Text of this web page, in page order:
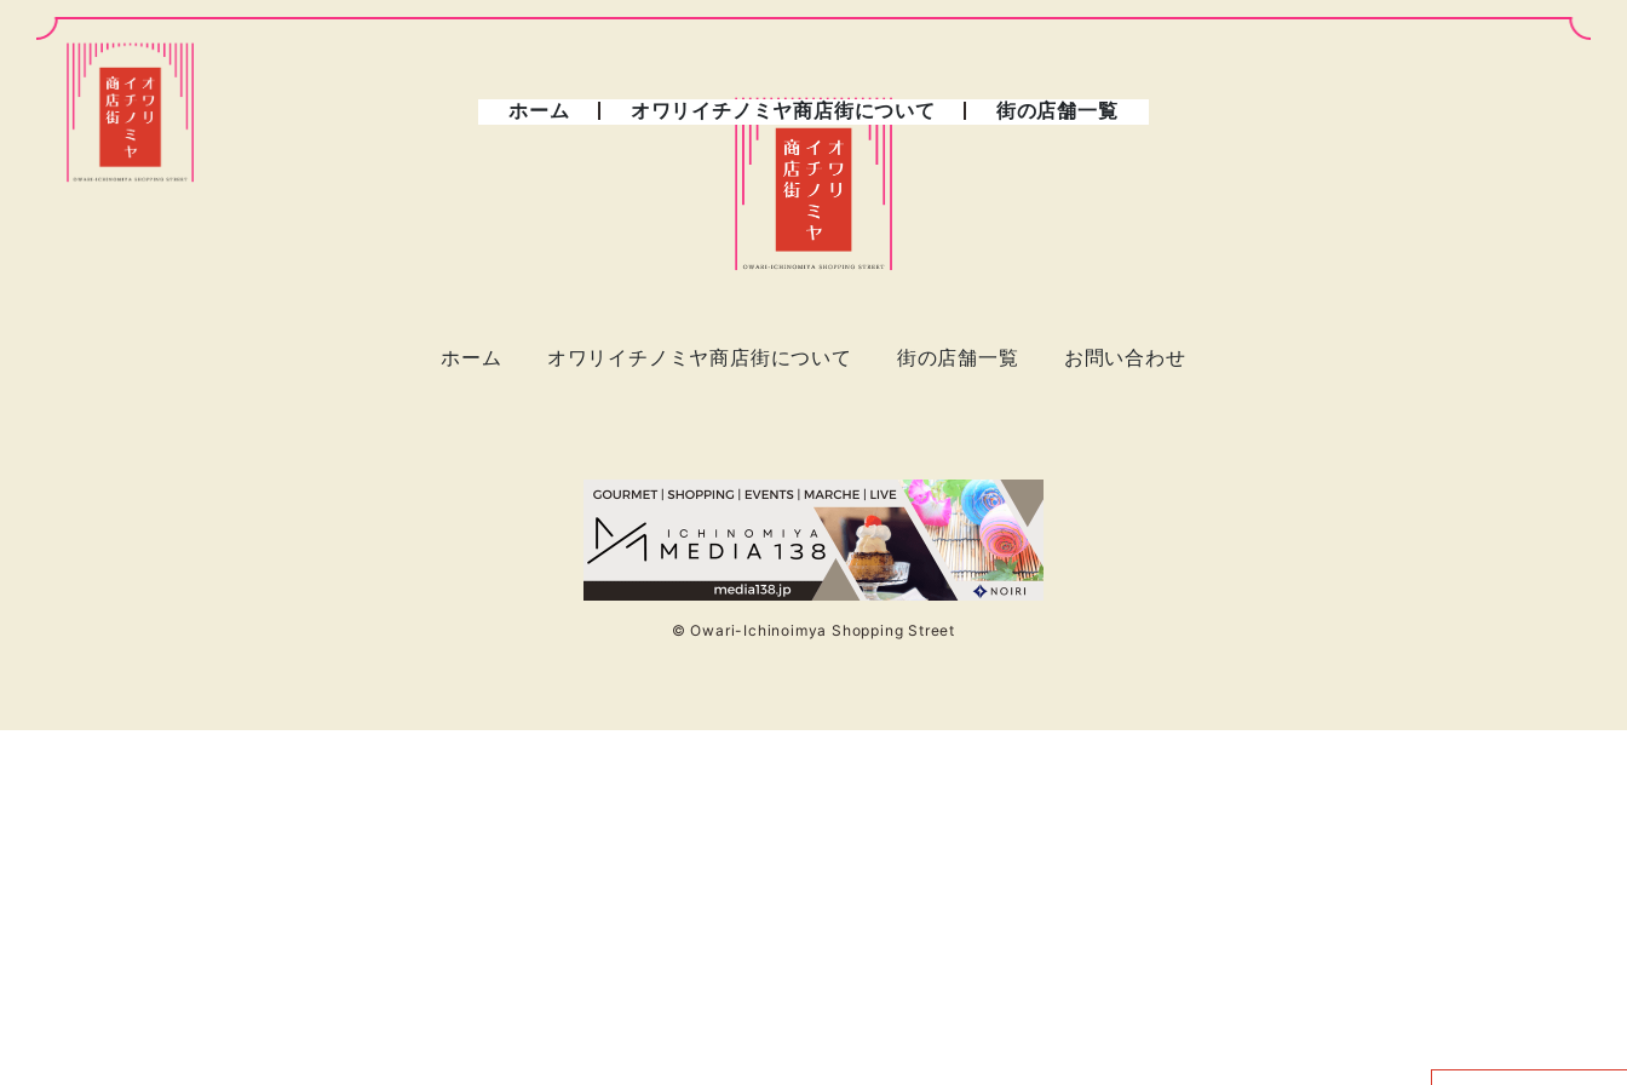
ホーム オワリイチノミヤ商店街について 街の店舗一覧
ホーム オワリイチノミヤ商店街について 街の店舗一覧 お問い合わせ
© Owari-Ichinoimya Shopping Street